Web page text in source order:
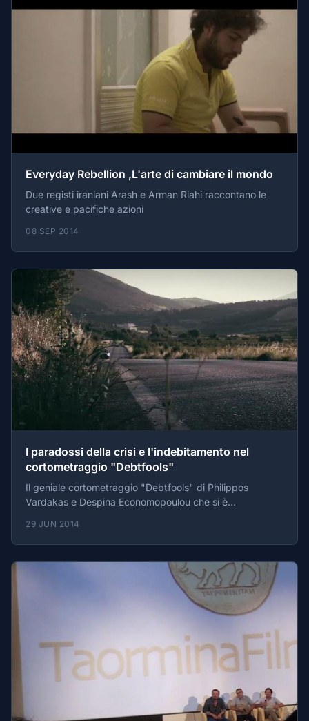
Everyday Rebellion ,L'arte di cambiare il mondo
Due registi iraniani Arash e Arman Riahi raccontano le
creative e pacifiche azioni
08 SEP 2014
I paradossi della crisi e l'indebitamento nel
cortometraggio "Debtfools"
Il geniale cortometraggio "Debtfools" di Philippos
Vardakas e Despina Economopoulou che si è
29 JUN 2014